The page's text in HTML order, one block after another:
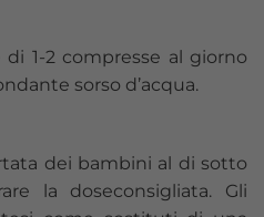
di 1-2 compresse al giorno
sorso d’acqua.
dei bambini al di sotto
la doseconsigliata. Gli